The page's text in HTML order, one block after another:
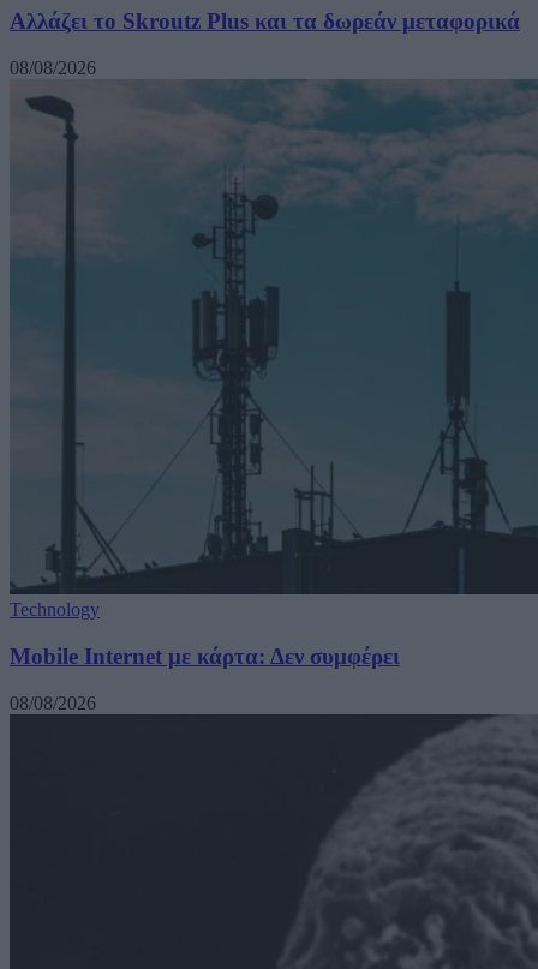
Αλλάζει το Skroutz Plus και τα δωρεάν μεταφορικά
08/08/2026
Technology
Mobile Internet με κάρτα: Δεν συμφέρει
08/08/2026